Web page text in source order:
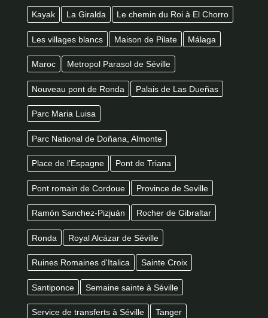
Kayak La Giralda Le chemin du Roi à El Chorro
Les villages blancs Maison de Pilate Málaga
Maroc Metropol Parasol de Séville
Nouveau pont de Ronda Palais de Las Dueñas
Parc Maria Luisa
Parc National de Doñana, Almonte
Place de l'Espagne Pont de Triana
Pont romain de Cordoue Province de Seville
Ramón Sanchez-Pizjuán Rocher de Gibraltar
Ronda Royal Alcázar de Séville
Ruines Romaines d'Italica Sainte Croix
Santiponce Semaine sainte à Séville
Service de transferts à Séville Tanger